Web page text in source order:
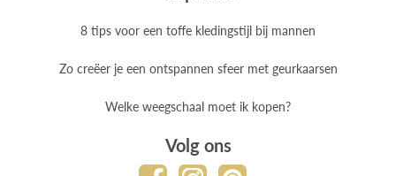
8 tips voor een toffe kledingstijl bij mannen
Zo creëer je een ontspannen sfeer met geurkaarsen
Welke weegschaal moet ik kopen?
Volg ons